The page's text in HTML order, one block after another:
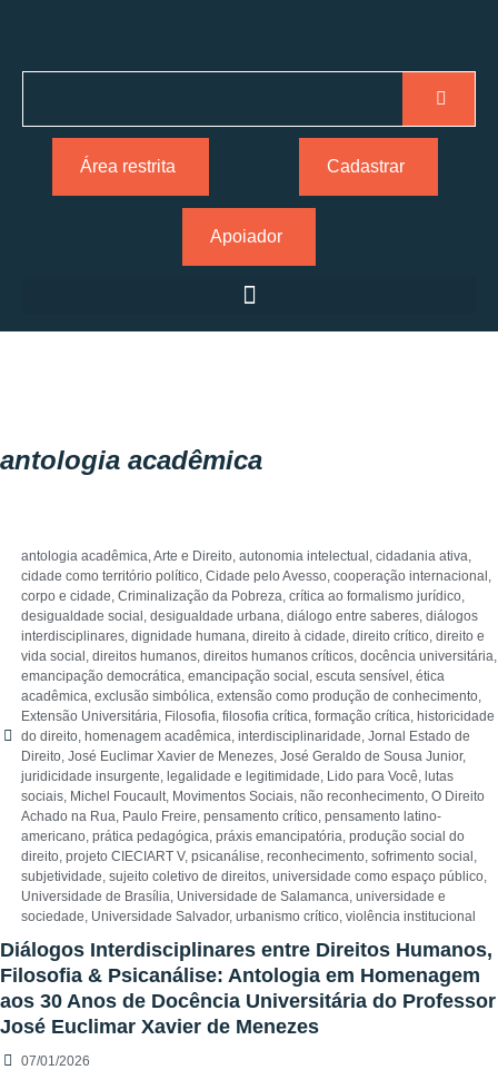
Área restrita Cadastrar
Apoiador
antologia acadêmica
antologia acadêmica,Arte e Direito, autonomia intelectual , cidadania ativa,
cidade como território político, Cidade pelo Avesso, cooperação internacional ,
corpo e cidade, Criminalização da Pobreza, crítica ao formalismo jurídico,
desigualdade social , desigualdade urbana, diálogo entre saberes, diálogos
interdisciplinares, dignidade humana, direito à cidade, direito crítico, direito e
vida social , direitos humanos, direitos humanos críticos, docência universitária,
emancipação democrática, emancipação social , escuta sensível , ética
acadêmica, exclusão simbólica, extensão como produção de conhecimento,
Extensão Universitária, Filosofia, filosofia crítica, formação crítica, historicidade
do direito, homenagem acadêmica, interdisciplinaridade, Jornal Estado de
Direito, José Euclimar Xavier de Menezes, José Geraldo de Sousa Junior,
juridicidade insurgente, legalidade e legitimidade, Lido para Você, lutas
sociais, Michel Foucault, Movimentos Sociais, não reconhecimento, O Direito
Achado na Rua, Paulo Freire, pensamento crítico, pensamento latino-
americano, prática pedagógica, práxis emancipatória, produção social do
direito, projeto CIECIART V, psicanálise, reconhecimento, sofrimento social ,
subjetividade, sujeito coletivo de direitos, universidade como espaço público,
Universidade de Brasília, Universidade de Salamanca, universidade e
sociedade, Universidade Salvador, urbanismo crítico, violência institucional
Diálogos Interdisciplinares entre Direitos Humanos,
Filosofia & Psicanálise: Antologia em Homenagem
aos 30 Anos de Docência Universitária do Professor
José Euclimar Xavier de Menezes
07/01/2026